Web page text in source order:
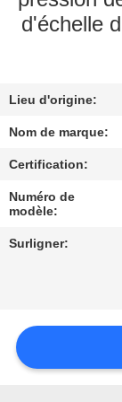
QUALITÉ
NOUS
BLOG
UNE
CITATION
d'échelle
Lieu d'origine:
Nom de marque:
Certification:
Numéro de
modèle:
Surligner: